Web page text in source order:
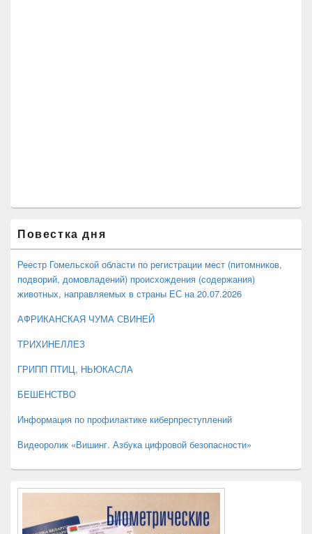
основной
боковой
панели
Повестка дня
Реестр Гомельской области по регистрации мест (питомников,
подворий, домовладений) происхождения (содержания)
животных, направляемых в страны ЕС на 20.07.2026
АФРИКАНСКАЯ ЧУМА СВИНЕЙ
ТРИХИНЕЛЛЕЗ
ГРИПП ПТИЦ, НЬЮКАСЛА
БЕШЕНСТВО
Информация по профилактике киберпреступлений
Видеоролик «Вишинг. Азбука цифровой безопасности»